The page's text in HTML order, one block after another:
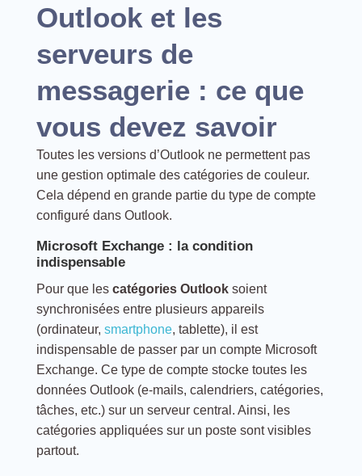
Outlook et les
serveurs de
messagerie : ce que
vous devez savoir
Toutes les versions d’Outlook ne permettent pas
une gestion optimale des catégories de couleur.
Cela dépend en grande partie du type de compte
configuré dans Outlook.
Microsoft Exchange : la condition
indispensable
Pour que les catégories Outlooksoient
synchronisées entre plusieurs appareils
(ordinateur, smartphone, tablette), il est
indispensable de passer par un compte Microsoft
Exchange. Ce type de compte stocke toutes les
données Outlook (e-mails, calendriers, catégories,
tâches, etc.) sur un serveur central. Ainsi, les
catégories appliquées sur un poste sont visibles
partout.